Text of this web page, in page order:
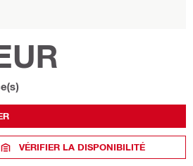
VÉRIFIER LA DISPONIBILITÉ